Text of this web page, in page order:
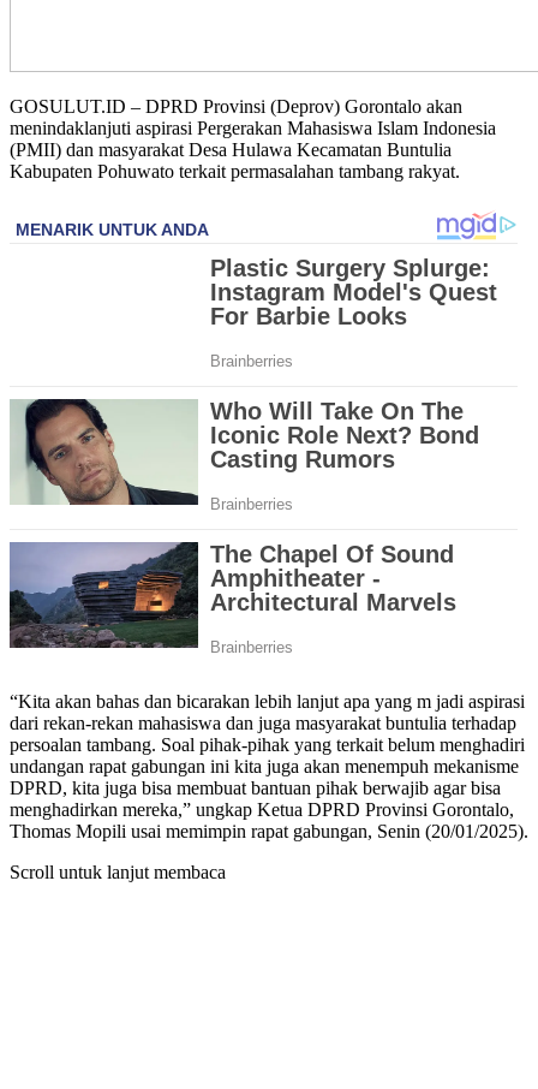
GOSULUT.ID – DPRD Provinsi (Deprov) Gorontalo akan
menindaklanjuti aspirasi Pergerakan Mahasiswa Islam Indonesia
(PMII) dan masyarakat Desa Hulawa Kecamatan Buntulia
Kabupaten Pohuwato terkait permasalahan tambang rakyat.
“Kita akan bahas dan bicarakan lebih lanjut apa yang m jadi aspirasi
dari rekan-rekan mahasiswa dan juga masyarakat buntulia terhadap
persoalan tambang. Soal pihak-pihak yang terkait belum menghadiri
undangan rapat gabungan ini kita juga akan menempuh mekanisme
DPRD, kita juga bisa membuat bantuan pihak berwajib agar bisa
menghadirkan mereka,” ungkap Ketua DPRD Provinsi Gorontalo,
Thomas Mopili usai memimpin rapat gabungan, Senin (20/01/2025).
Scroll untuk lanjut membaca